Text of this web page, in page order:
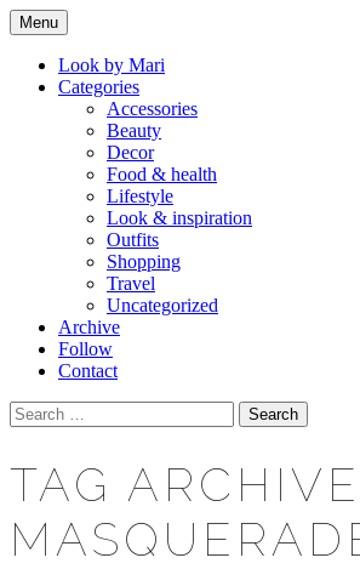
LOOK BY MARI
Makeup & beauty blog
Menu Skip
to
content
Look by Mari
Categories
Accessories
Beauty
Decor
Food & health
Lifestyle
Look & inspiration
Outfits
Shopping
Travel
Uncategorized
Archive
Follow
Contact
Search
for:
TAG